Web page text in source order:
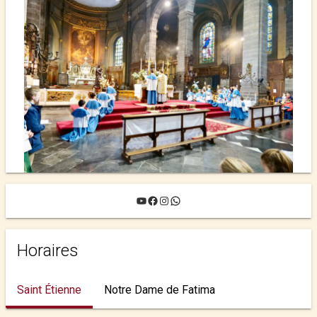
YouTube
Facebook
Instagram
WhatsApp
Horaires
Saint Étienne Notre Dame de Fatima